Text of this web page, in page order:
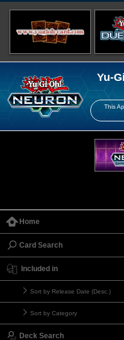
Yu-
This
Home
Card Search
Included in
Sort by Release Date (Desc.)
Sort by Category
Deck Search